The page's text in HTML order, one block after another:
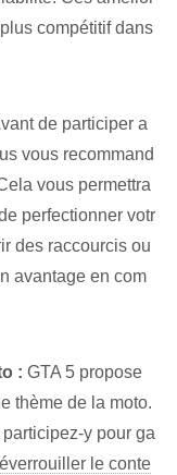
compétitif dans
de participer a
vous recommand
vous permettra
perfectionner votr
des raccourcis ou
avantage en com
: GTA 5 propose
thème de la moto.
y pour ga
le conte